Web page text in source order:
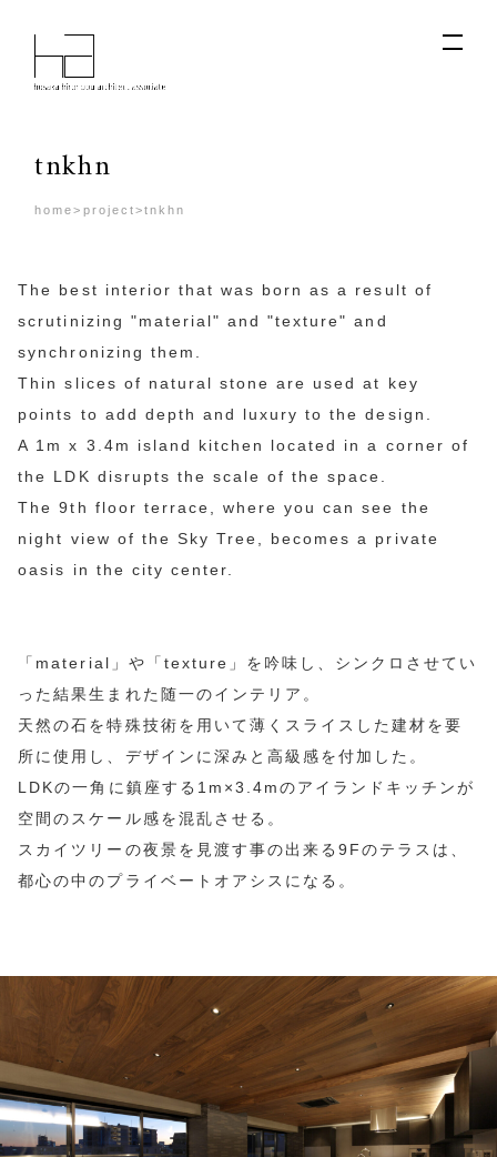
tnkhn
home> project>tnkhn
The best interior that was born as a result of
scrutinizing "material" and "texture" and
synchronizing them.
Thin slices of natural stone are used at key
points to add depth and luxury to the design.
A 1m x 3.4m island kitchen located in a corner of
the LDK disrupts the scale of the space.
The 9th floor terrace, where you can see the
night view of the Sky Tree, becomes a private
oasis in the city center.
「material」や「texture」を吟味し、シンクロさせてい
った結果生まれた随一のインテリア。
天然の石を特殊技術を用いて薄くスライスした建材を要
所に使用し、デザインに深みと高級感を付加した。
LDKの一角に鎮座する1m×3.4mのアイランドキッチンが
空間のスケール感を混乱させる。
スカイツリーの夜景を見渡す事の出来る9Fのテラスは、
都心の中のプライベートオアシスになる。